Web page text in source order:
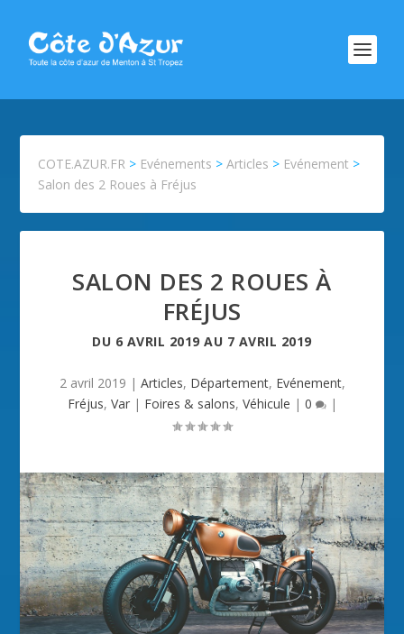
COTE.AZUR.FR > Evénements >Articles > Evénement >
Salon des 2 Roues à Fréjus
SALON DES 2 ROUES À
FRÉJUS
DU 6 AVRIL 2019 AU 7 AVRIL 2019
2 avril 2019 | Articles, Département, Evénement,
Fréjus, Var| Foires & salons, Véhicule | 0 |